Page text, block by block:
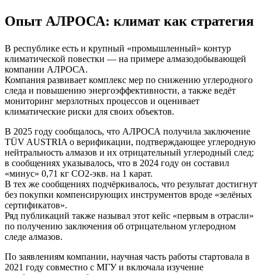
Опыт АЛРОСА: климат как стратегия
В республике есть и крупный «промышленный» контур
климатической повестки — на примере алмазодобывающей
компании АЛРОСА.
Компания развивает комплекс мер по снижению углеродного
следа и повышению энергоэффективности, а также ведёт
мониторинг мерзлотных процессов и оценивает
климатические риски для своих объектов.
В 2025 году сообщалось, что АЛРОСА получила заключение
TÜV AUSTRIA о верификации, подтверждающее углеродную
нейтральность алмазов и их отрицательный углеродный след;
в сообщениях указывалось, что в 2024 году он составил
«минус» 0,71 кг CO2‑экв. на 1 карат.
В тех же сообщениях подчёркивалось, что результат достигнут
без покупки компенсирующих инструментов вроде «зелёных
сертификатов».
Ряд публикаций также называл этот кейс «первым в отрасли»
по получению заключения об отрицательном углеродном
следе алмазов.
По заявлениям компании, научная часть работы стартовала в
2021 году совместно с МГУ и включала изучение